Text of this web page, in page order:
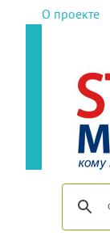
О проекте